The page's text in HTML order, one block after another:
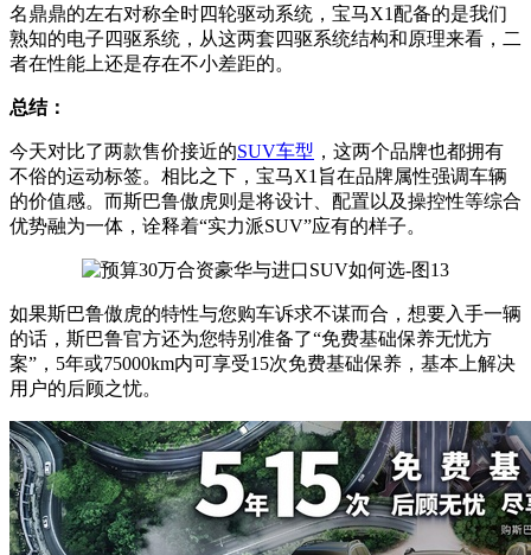
名鼎鼎的左右对称全时四轮驱动系统，宝马X1配备的是我们
熟知的电子四驱系统，从这两套四驱系统结构和原理来看，二
者在性能上还是存在不小差距的。
总结：
今天对比了两款售价接近的SUV车型 ，这两个品牌也都拥有
不俗的运动标签。相比之下，宝马X1旨在品牌属性强调车辆
的价值感。而斯巴鲁傲虎则是将设计、配置以及操控性等综合
优势融为一体，诠释着“实力派SUV”应有的样子。
如果斯巴鲁傲虎的特性与您购车诉求不谋而合，想要入手一辆
的话，斯巴鲁官方还为您特别准备了“免费基础保养无忧方
案”，5年或75000km内可享受15次免费基础保养，基本上解决
用户的后顾之忧。